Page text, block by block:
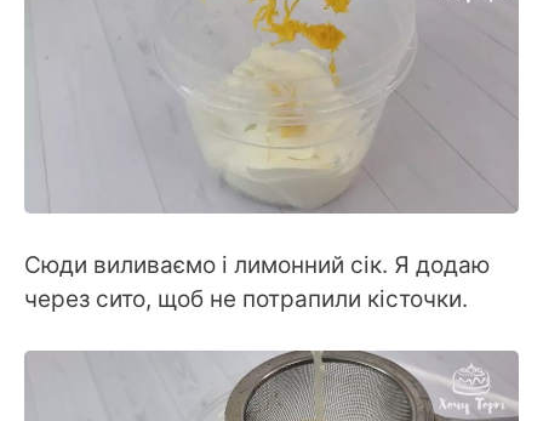
Сюди виливаємо і лимонний сік. Я додаю
через сито, щоб не потрапили кісточки.